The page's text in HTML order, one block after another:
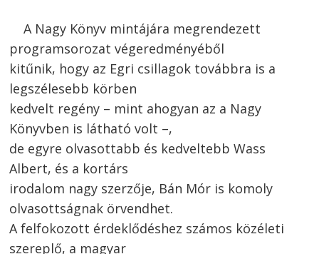
A Nagy Könyv mintájára megrendezett
programsorozat végeredményéből
kitűnik, hogy az Egri csillagok továbbra is a
legszélesebb körben
kedvelt regény – mint ahogyan az a Nagy
Könyvben is látható volt –,
de egyre olvasottabb és kedveltebb Wass
Albert, és a kortárs
irodalom nagy szerzője, Bán Mór is komoly
olvasottságnak örvendhet.
A felfokozott érdeklődéshez számos közéleti
szereplő, a magyar